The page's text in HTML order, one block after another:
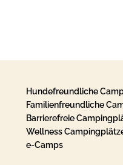
Hundefreundliche
Familienfreundliche
Barrierefreie
Wellness
e-Camps